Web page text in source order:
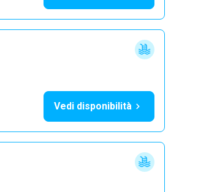
Vedi disponibilità